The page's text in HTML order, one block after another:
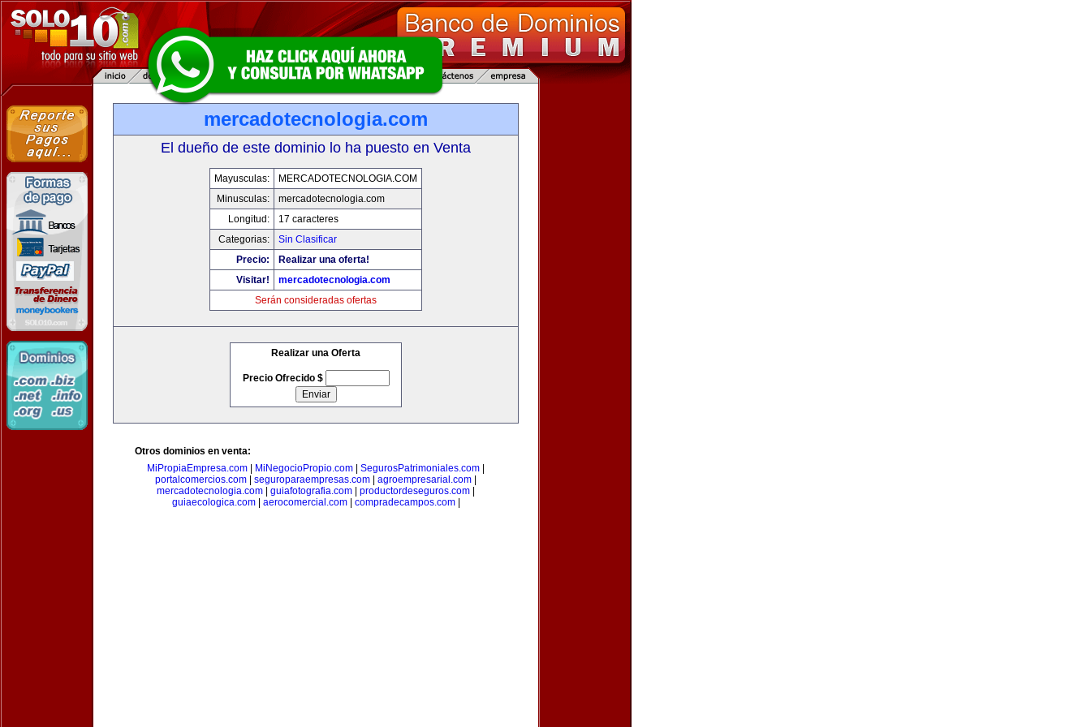
mercadotecnologia.com
El dueño de este dominio lo ha puesto en Venta
Mayusculas:
MERCADOTECNOLOGIA.COM
Minusculas:
mercadotecnologia.com
Longitud:
17 caracteres
Categorias:
Sin Clasificar
Precio:
Realizar una oferta!
Visitar!
mercadotecnologia.com
Serán consideradas ofertas
Realizar una Oferta
Precio Ofrecido $
Otros dominios en venta:
MiPropiaEmpresa.com
MiNegocioPropio.com SegurosPatrimoniales.com
portalcomercios.com
seguroparaempresas.com agroempresarial.com
mercadotecnologia.com
guiafotografia.com productordeseguros.com
guiaecologica.com| aerocomercial.com| compradecampos.com|